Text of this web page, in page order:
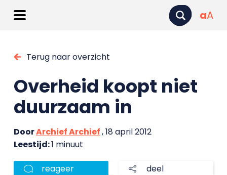
aA
Terug naar overzicht
Overheid koopt niet
duurzaam in
DoorArchief Archief, 18 april 2012
Leestijd:1 minuut
reageer deel